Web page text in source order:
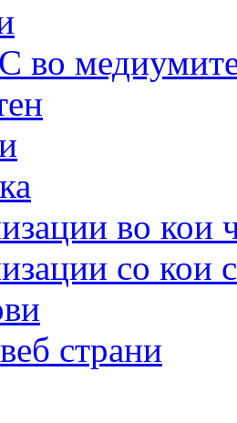
во кои
со кои
страни